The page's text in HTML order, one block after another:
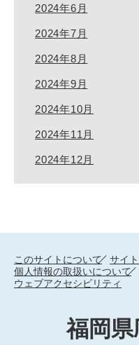
2024年6月
2024年7月
2024年8月
2024年9月
2024年10月
2024年11月
2024年12月
このサイトについて
サイ
個人情報の取扱いについて
ウェブアクセシビリティ
福岡